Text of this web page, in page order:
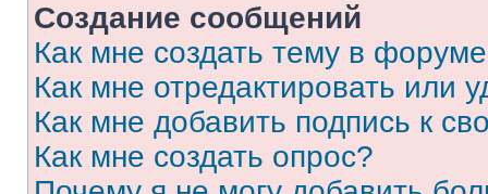
Создание сообщений
Как мне создать тему в
Как мне отредактировать или
Как мне добавить подпись к
Как мне создать опрос?